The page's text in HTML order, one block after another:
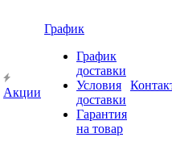
Акции
График
График
доставки
Условия
доставки
Гарантия
на товар